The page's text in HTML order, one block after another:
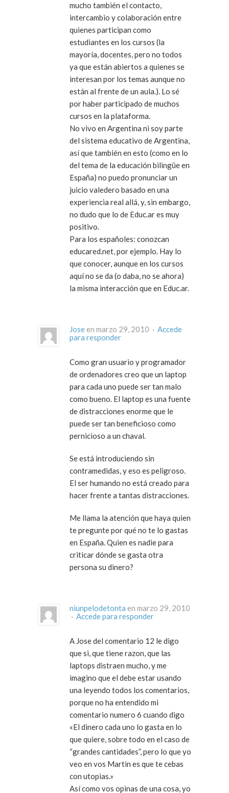
mucho también el contacto,
intercambio y colaboración entre
quienes participan como
estudiantes en los cursos (la
mayoría, docentes, pero no todos
ya que están abiertos a quienes se
interesan por los temas aunque no
están al frente de un aula.). Lo sé
por haber participado de muchos
cursos en la plataforma.
No vivo en Argentina ni soy parte
del sistema educativo de Argentina,
así que también en esto (como en lo
del tema de la educación bilingüe en
España) no puedo pronunciar un
juicio valedero basado en una
experiencia real allá, y, sin embargo,
no dudo que lo de Educ.ar es muy
positivo.
Para los españoles: conozcan
educared.net, por ejemplo. Hay lo
que conocer, aunque en los cursos
aquí no se da (o daba, no se ahora)
la misma interacción que en Educ.ar.
Jose en marzo 29, 2010 · Accede
para responder
Como gran usuario y programador
de ordenadores creo que un laptop
para cada uno puede ser tan malo
como bueno. El laptop es una fuente
de distracciones enorme que le
puede ser tan beneficioso como
pernicioso a un chaval.
Se está introduciendo sin
contramedidas, y eso es peligroso.
El ser humando no está creado para
hacer frente a tantas distracciones.
Me llama la atención que haya quien
te pregunte por qué no te lo gastas
en España. Quien es nadie para
criticar dónde se gasta otra
persona su dinero?
niunpelodetonta en marzo 29, 2010
· Accede para responder
A Jose del comentario 12 le digo
que si, que tiene razon, que las
laptops distraen mucho, y me
imagino que el debe estar usando
una leyendo todos los comentarios,
porque no ha entendido mi
comentario numero 6 cuando digo
«El dinero cada uno lo gasta en lo
que quiere, sobre todo en el caso de
“grandes cantidades”, pero lo que yo
veo en vos Martin es que te cebas
con utopias.»
Así como vos opinas de una cosa, yo